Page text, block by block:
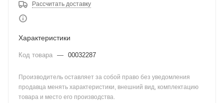
Рассчитать доставку
Характеристики
Код товара — 00032287
Производитель оставляет за собой право без уведомления
продавца менять характеристики, внешний вид, комплектацию
товара и место его производства.